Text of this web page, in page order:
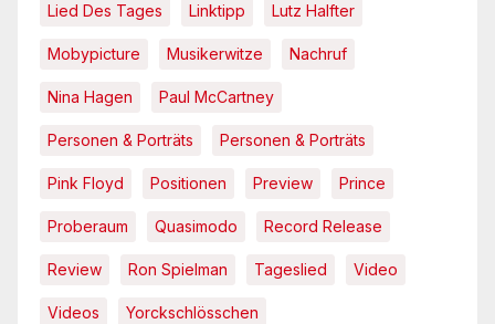
Lied Des Tages Linktipp Lutz Halfter
Mobypicture Musikerwitze Nachruf
Nina Hagen Paul McCartney
Personen & Porträts Personen & Porträts
Pink Floyd Positionen Preview Prince
Proberaum Quasimodo Record Release
Review Ron Spielman Tageslied Video
Videos Yorckschlösschen